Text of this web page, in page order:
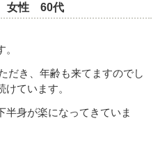
女性 60代
だき、年齢も来てますのでし
ています。
半身が楽になってきていま